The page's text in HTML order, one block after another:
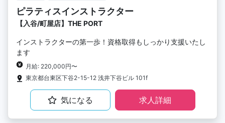
ピラティスインストラクター
【入谷/町屋店】THE PORT
インストラクターの第一歩！資格取得もしっかり支援いたし
ます
月給: 220,000円〜
東京都台東区下谷2-15-12 浅井下谷ビル 101f
気になる 求人詳細